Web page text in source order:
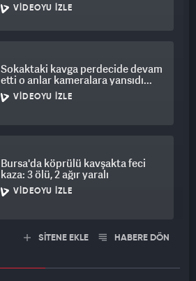
VIDEOYU İZLE
Sokaktaki kavga perdecide devam
etti o anlar kameralara yansıdı...
VIDEOYU İZLE
Bursa'da köprülü kavşakta feci
kaza: 3 ölü, 2 ağır yaralı
VIDEOYU İZLE
SİTENE EKLE HABERE DÖN